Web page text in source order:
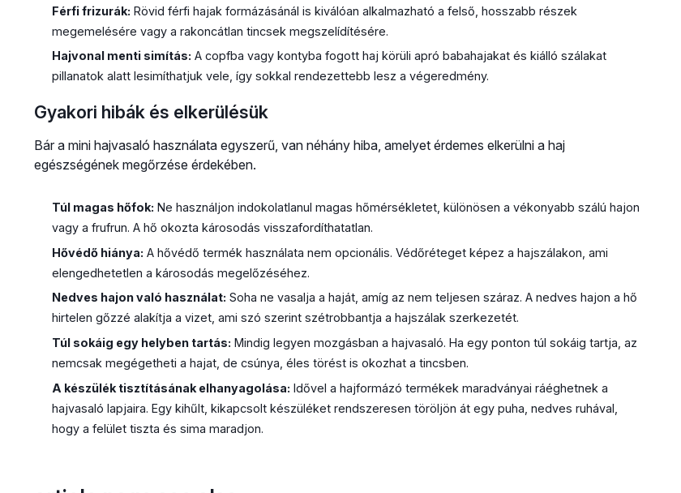
Férfi frizurák: Rövid férfi hajak formázásánál is kiválóan alkalmazható a felső, hosszabb részek
megemelésére vagy a rakoncátlan tincsek megszelídítésére.
Hajvonal menti simítás: A copfba vagy kontyba fogott haj körüli apró babahajakat és kiálló szálakat
pillanatok alatt lesimíthatjuk vele, így sokkal rendezettebb lesz a végeredmény.
Gyakori hibák és elkerülésük
Bár a mini hajvasaló használata egyszerű, van néhány hiba, amelyet érdemes elkerülni a haj
egészségének megőrzése érdekében.
Túl magas hőfok: Ne használjon indokolatlanul magas hőmérsékletet, különösen a vékonyabb szálú hajon
vagy a frufrun. A hő okozta károsodás visszafordíthatatlan.
Hővédő hiánya: A hővédő termék használata nem opcionális. Védőréteget képez a hajszálakon, ami
elengedhetetlen a károsodás megelőzéséhez.
Nedves hajon való használat: Soha ne vasalja a haját, amíg az nem teljesen száraz. A nedves hajon a hő
hirtelen gőzzé alakítja a vizet, ami szó szerint szétrobbantja a hajszálak szerkezetét.
Túl sokáig egy helyben tartás: Mindig legyen mozgásban a hajvasaló. Ha egy ponton túl sokáig tartja, az
nemcsak megégetheti a hajat, de csúnya, éles törést is okozhat a tincsben.
A készülék tisztításának elhanyagolása: Idővel a hajformázó termékek maradványai ráéghetnek a
hajvasaló lapjaira. Egy kihűlt, kikapcsolt készüléket rendszeresen töröljön át egy puha, nedves ruhával,
hogy a felület tiszta és sima maradjon.